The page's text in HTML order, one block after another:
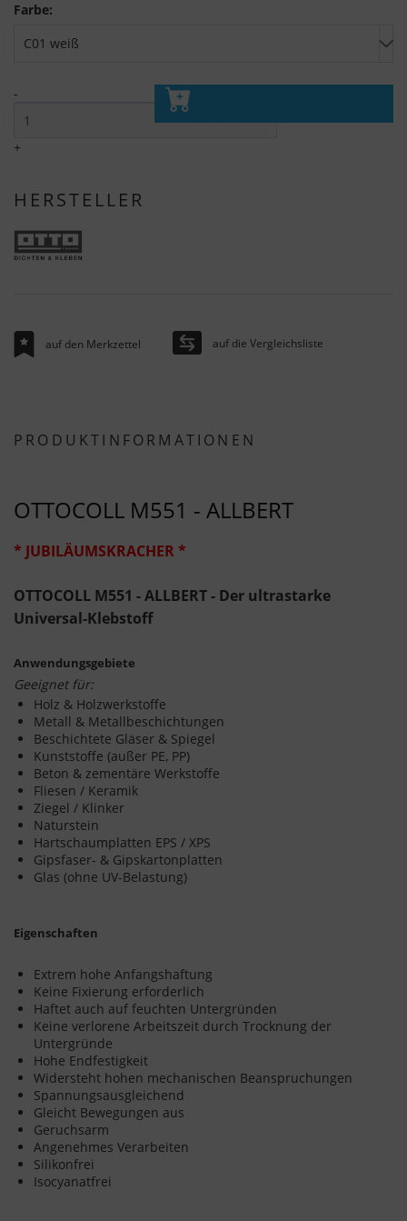
Farbe:
-
+
In den Warenkorb
HERSTELLER
auf den Merkzettel auf die Vergleichsliste
PRODUKTINFORMATIONEN
OTTOCOLL M551 - ALLBERT
* JUBILÄUMSKRACHER *
OTTOCOLL M551 - ALLBERT - Der ultrastarke
Universal-Klebstoff
Anwendungsgebiete
Geeignet für:
Holz & Holzwerkstoffe
Metall & Metallbeschichtungen
Beschichtete Gläser & Spiegel
Kunststoffe (außer PE, PP)
Beton & zementäre Werkstoffe
Fliesen / Keramik
Ziegel / Klinker
Naturstein
Hartschaumplatten EPS / XPS
Gipsfaser- & Gipskartonplatten
Glas (ohne UV-Belastung)
Eigenschaften
Extrem hohe Anfangshaftung
Keine Fixierung erforderlich
Haftet auch auf feuchten Untergründen
Keine verlorene Arbeitszeit durch Trocknung der
Untergründe
Hohe Endfestigkeit
Widersteht hohen mechanischen Beanspruchungen
Spannungsausgleichend
Gleicht Bewegungen aus
Geruchsarm
Angenehmes Verarbeiten
Silikonfrei
Isocyanatfrei